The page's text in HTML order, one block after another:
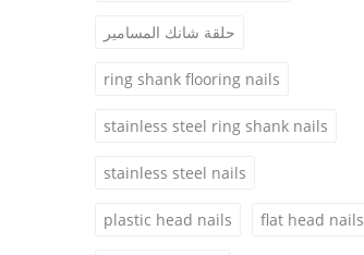
حلقة شانك المسامير
ring shank flooring nails
stainless steel ring shank nails
stainless steel nails
plastic head nails flat head nails